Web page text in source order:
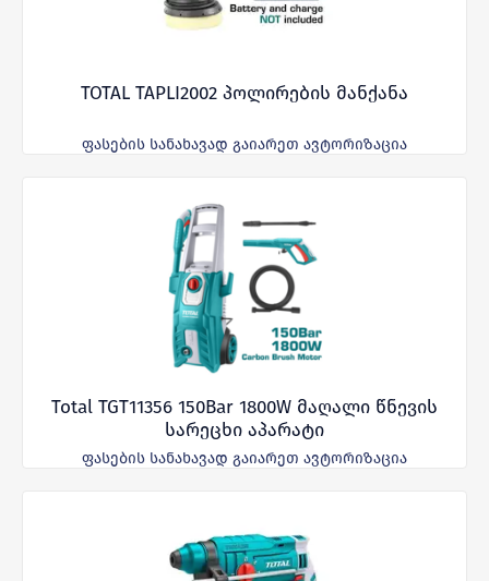
TOTAL TAPLI2002 პოლირების მანქანა
ფასების სანახავად გაიარეთ ავტორიზაცია
Total TGT11356 150Bar 1800W მაღალი წნევის
სარეცხი აპარატი
ფასების სანახავად გაიარეთ ავტორიზაცია